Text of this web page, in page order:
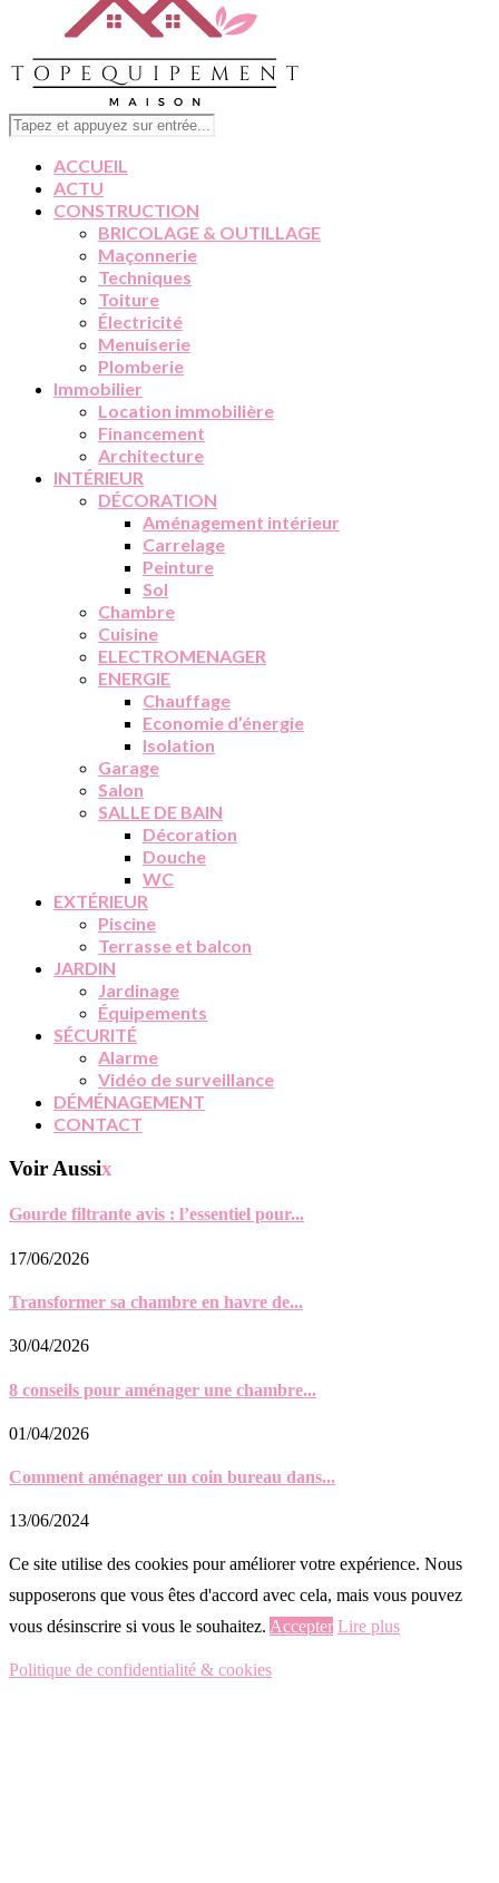
ACCUEIL
ACTU
CONSTRUCTION
BRICOLAGE & OUTILLAGE
Maçonnerie
Techniques
Toiture
Électricité
Menuiserie
Plomberie
Immobilier
Location immobilière
Financement
Architecture
INTÉRIEUR
DÉCORATION
Aménagement intérieur
Carrelage
Peinture
Sol
Chambre
Cuisine
ELECTROMENAGER
ENERGIE
Chauffage
Economie d’énergie
Isolation
Garage
Salon
SALLE DE BAIN
Décoration
Douche
WC
EXTÉRIEUR
Piscine
Terrasse et balcon
JARDIN
Jardinage
Équipements
SÉCURITÉ
Alarme
Vidéo de surveillance
DÉMÉNAGEMENT
CONTACT
Voir Aussix
Gourde filtrante avis : l’essentiel pour...
17/06/2026
Transformer sa chambre en havre de...
30/04/2026
8 conseils pour aménager une chambre...
01/04/2026
Comment aménager un coin bureau dans...
13/06/2024
Ce site utilise des cookies pour améliorer votre expérience. Nous
supposerons que vous êtes d'accord avec cela, mais vous pouvez
vous désinscrire si vous le souhaitez. Accepter Lire plus
Politique de confidentialité & cookies